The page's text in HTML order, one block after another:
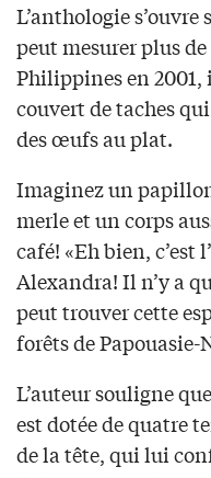
L’anthologie
peut mesurer plus
Philippines en 2001,
couvert de taches
des œufs au plat.
Imaginez un
merle et un corps
café! «Eh bien, c’est
Alexandra! Il n’y a
peut trouver cette
forêts de
L’auteur souligne
est dotée de quatre
de la tête, qui lui